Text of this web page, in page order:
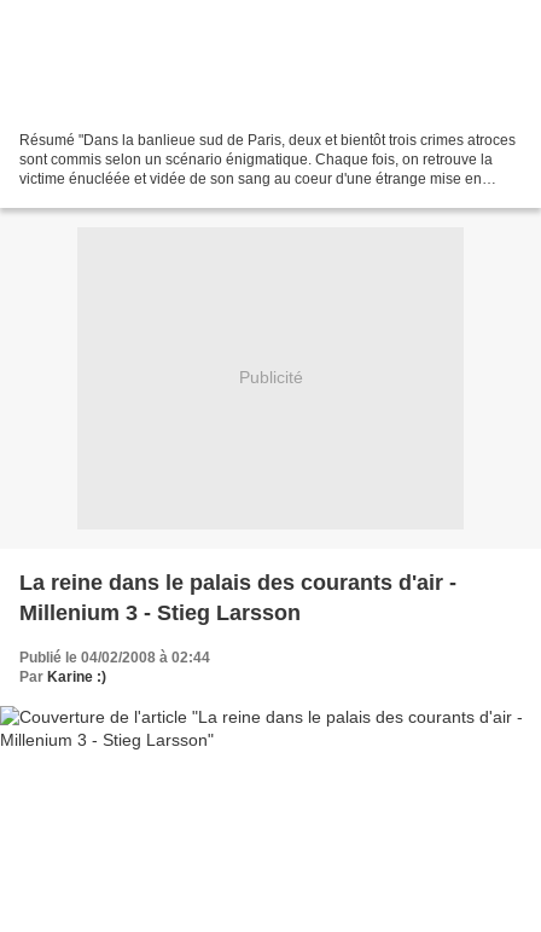
Résumé "Dans la banlieue sud de Paris, deux et bientôt trois crimes atroces
sont commis selon un scénario énigmatique. Chaque fois, on retrouve la
victime énucléée et vidée de son sang au coeur d'une étrange mise en
Publicité
La reine dans le palais des courants d'air -
Millenium 3 - Stieg Larsson
Publié le 04/02/2008 à 02:44
Par Karine :)